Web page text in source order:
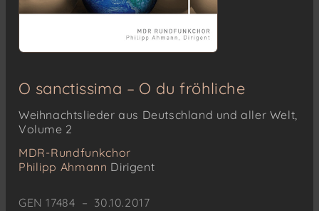
O sanctissima – O du fröhliche
Weihnachtslieder aus Deutschland und aller Welt,
Volume 2
MDR-Rundfunkchor
Philipp Ahmann Dirigent
GEN 17484 – 30.10.2017